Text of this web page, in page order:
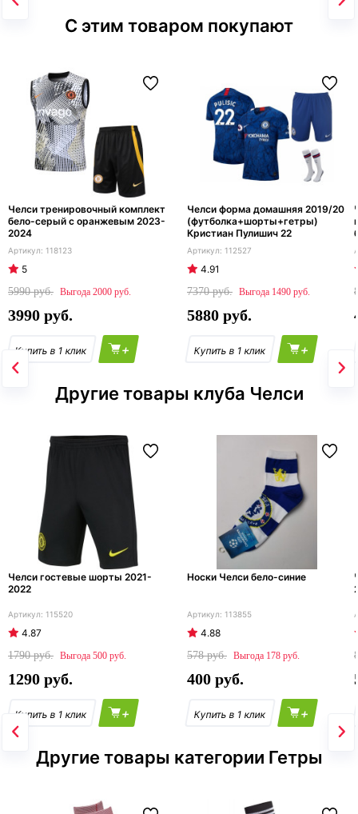
С этим товаром покупают
Челси тренировочный комплект
бело-серый с оранжевым 2023-
2024
118123
5
5990
2000
3990
+
Челси форма домашняя 2019/20
(футболка+шорты+гетры)
Кристиан Пулишич 22
112527
4.91
7370
1490
5880
+
Другие товары клуба Челси
Челси гостевые шорты 2021-
2022
115520
4.87
1790
500
1290
+
Носки Челси бело-синие
113855
4.88
578
178
400
+
Другие товары категории Гетры